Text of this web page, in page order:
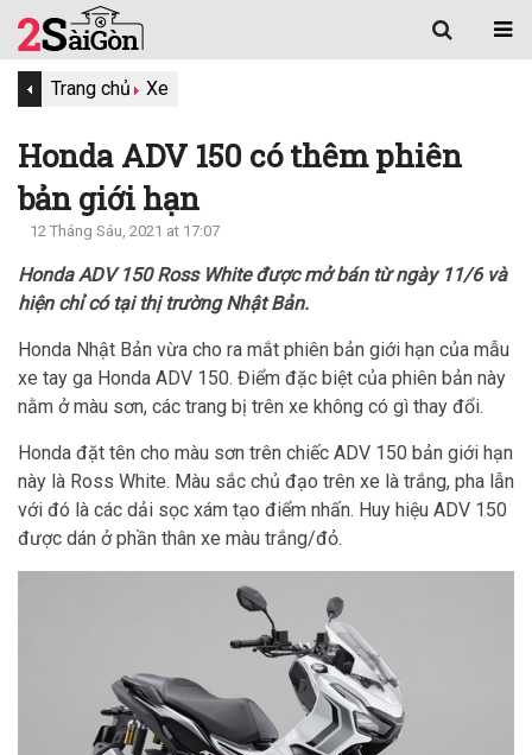
Trang chủ Xe
Honda ADV 150 có thêm phiên
bản giới hạn
12 Tháng Sáu, 2021 at 17:07
Honda ADV 150 Ross White được mở bán từ ngày 11/6 và
hiện chỉ có tại thị trường Nhật Bản.
Honda Nhật Bản vừa cho ra mắt phiên bản giới hạn của mẫu
xe tay ga Honda ADV 150. Điểm đặc biệt của phiên bản này
nằm ở màu sơn, các trang bị trên xe không có gì thay đổi.
Honda đặt tên cho màu sơn trên chiếc ADV 150 bản giới hạn
này là Ross White. Màu sắc chủ đạo trên xe là trắng, pha lẫn
với đó là các dải sọc xám tạo điểm nhấn. Huy hiệu ADV 150
được dán ở phần thân xe màu trắng/đỏ.